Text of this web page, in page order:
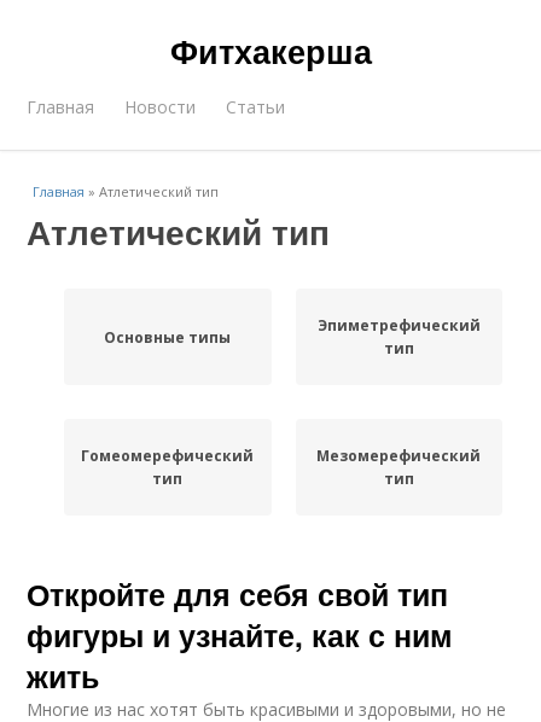
Фитхакерша
Главная Новости Статьи
Главная »Атлетический тип
Атлетический тип
Основные типы
Эпиметрефический
тип
Гомеомерефический
тип
Мезомерефический
тип
Откройте для себя свой тип
фигуры и узнайте, как с ним
жить
Многие из нас хотят быть красивыми и здоровыми, но не